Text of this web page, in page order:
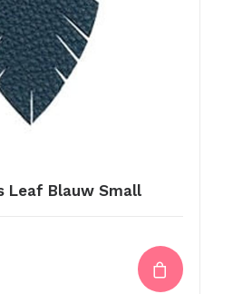
Leaf Blauw Small